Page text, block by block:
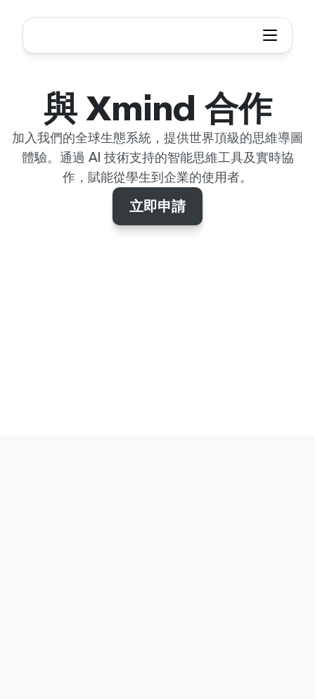
與 Xmind 合作
加入我們的全球生態系統，提供世界頂級的思維導圖
體驗。通過 AI 技術支持的智能思維工具及實時協
作，賦能從學生到企業的使用者。
立即申請